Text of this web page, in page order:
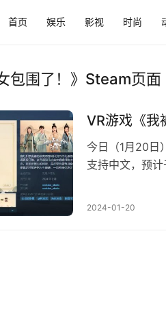
首页 娱乐 影视 时尚
包围了！》Steam页
VR游戏《我
今日（1月20日
支持中文，预
2024-01-20